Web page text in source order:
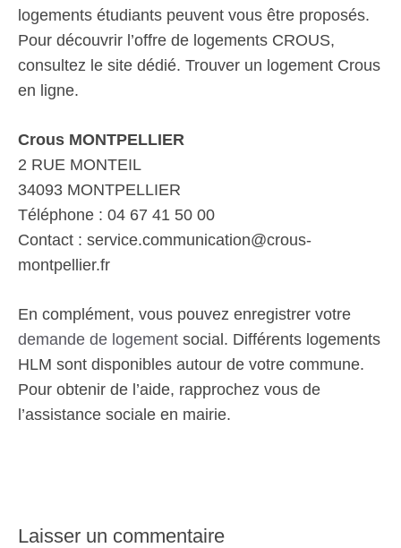
logements étudiants peuvent vous être proposés.
Pour découvrir l’offre de logements CROUS,
consultez le site dédié. Trouver un logement Crous
en ligne.
Crous MONTPELLIER
2 RUE MONTEIL
34093 MONTPELLIER
Téléphone : 04 67 41 50 00
Contact : service.communication@crous-
montpellier.fr
En complément, vous pouvez enregistrer votre
demande de logement social. Différents logements
HLM sont disponibles autour de votre commune.
Pour obtenir de l’aide, rapprochez vous de
l’assistance sociale en mairie.
Laisser un commentaire